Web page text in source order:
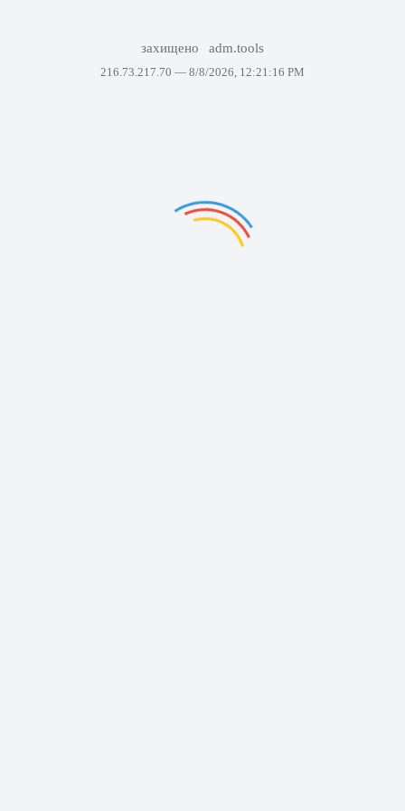
захищено adm.tools
216.73.217.70 — 8/8/2026, 12:21:16 PM